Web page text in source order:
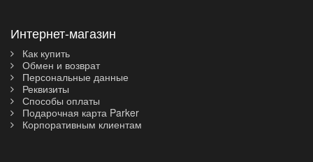
Интернет-магазин
Как купить
Обмен и возврат
Персональные данные
Реквизиты
Способы оплаты
Подарочная карта Parker
Корпоративным клиентам